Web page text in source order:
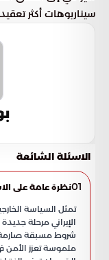
سيناريوهات أكثر
الاسئلة الشائعة
01نظرة عامة على
تمثل السياسة
الإيراني مرحلة
شروط مسبقة
ملموسة تعزز الأمن